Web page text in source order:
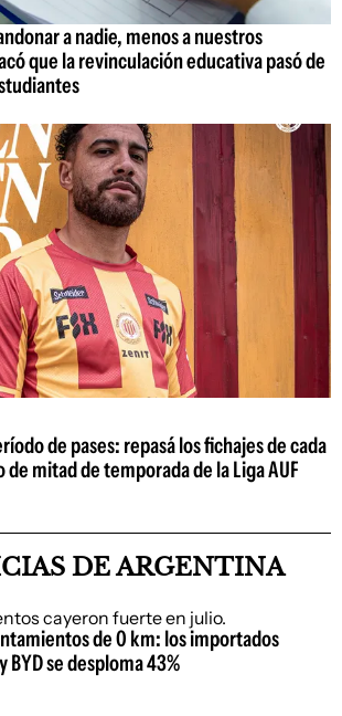
a nadie, menos a nuestros
que la revinculación educativa pasó de
de pases: repasá los fichajes de cada
mitad de temporada de la Liga AUF
DE ARGENTINA
de 0 km: los importados
BYD se desploma 43%